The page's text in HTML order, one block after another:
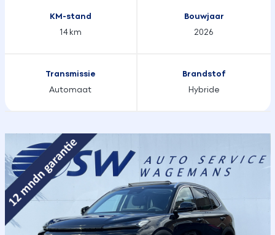
KM-stand
14 km
Bouwjaar
2026
Transmissie
Automaat
Brandstof
Hybride